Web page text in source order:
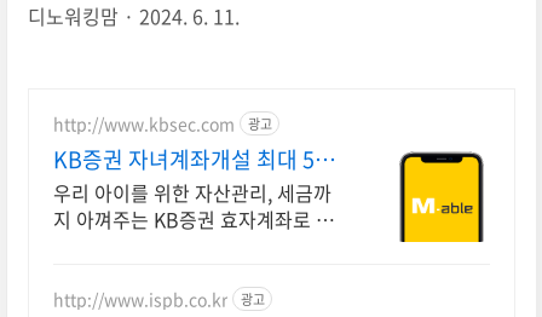
디노워킹맘 2024. 6. 11.
http://www.kbsec.com 광고
KB증권 자녀계좌개설 최대 5만
원 주식쿠폰
우리 아이를 위한 자산관리, 세금까
지 아껴주는 KB증권 효자계좌로 시
http://www.ispb.co.kr 광고